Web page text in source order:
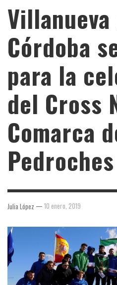
Villanueva
Córdoba
para la
del Cross
Comarca
Pedroches
Julia López — 10 enero, 2019